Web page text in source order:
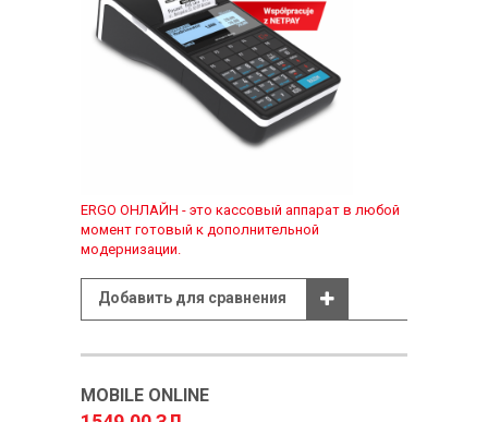
ERGO ОНЛАЙН - это кассовый аппарат в любой
момент готовый к дополнительной
модернизации.
Добавить для сравнения
MOBILE ONLINE